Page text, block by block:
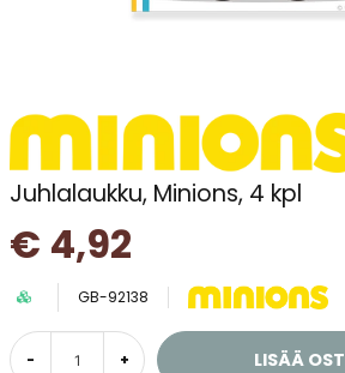
Juhlalaukku, Minions, 4 kpl
€ 4,92
GB-92138
- + LISÄÄ